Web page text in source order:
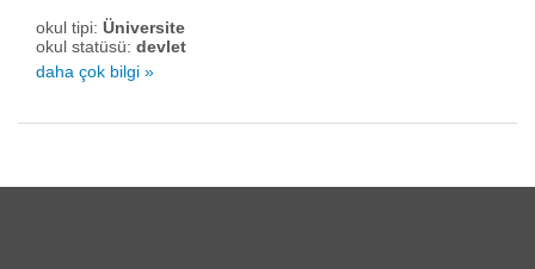
okul tipi: Üniversite
okul statüsü: devlet
daha çok bilgi »